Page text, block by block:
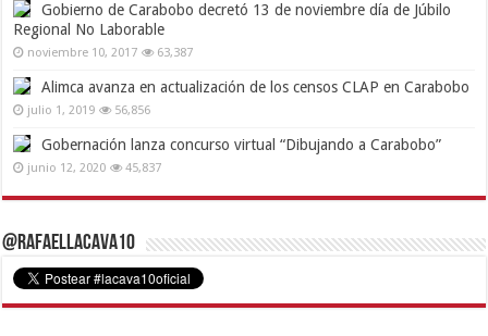
Gobierno de Carabobo decretó 13 de noviembre día de Júbilo
Regional No Laborable
noviembre 10, 2017 63,387
Alimca avanza en actualización de los censos CLAP en Carabobo
julio 1, 2019 56,856
Gobernación lanza concurso virtual “Dibujando a Carabobo”
junio 12, 2020 45,837
@RafaelLacava10